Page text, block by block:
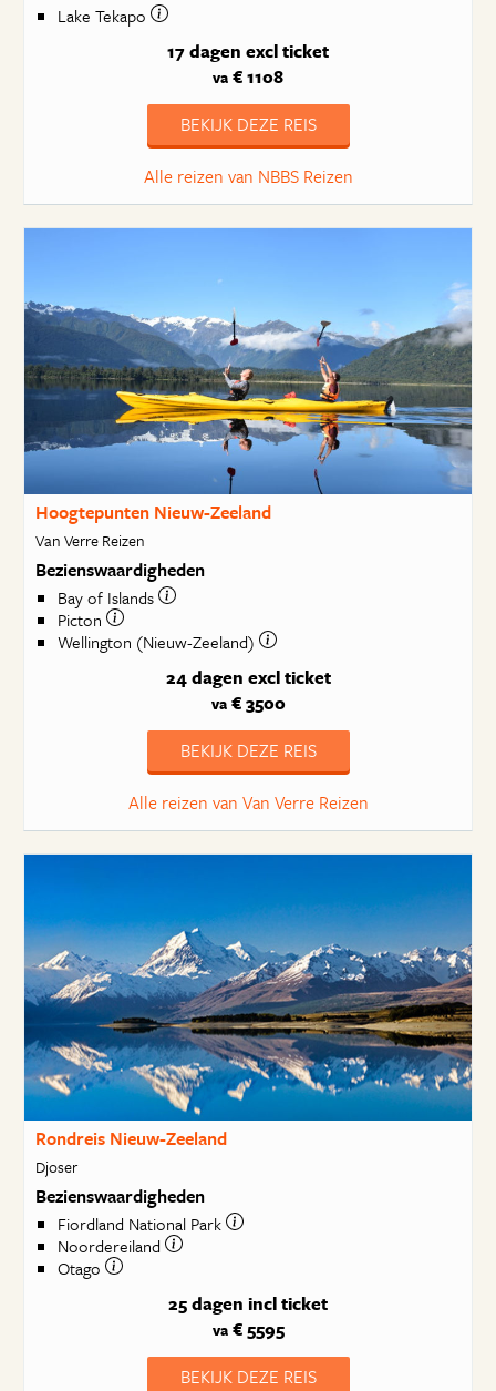
Lake Tekapo
17 dagen excl ticket
va € 1108
BEKIJK DEZE REIS
Alle reizen van NBBS Reizen
Hoogtepunten Nieuw-Zeeland
Van Verre Reizen
Bezienswaardigheden
Bay of Islands
Picton
Wellington (Nieuw-Zeeland)
24 dagen excl ticket
va€ 3500
BEKIJK DEZE REIS
Alle reizen van Van Verre Reizen
Rondreis Nieuw-Zeeland
Djoser
Bezienswaardigheden
Fiordland National Park
Noordereiland
Otago
25 dagen incl ticket
va€ 5595
BEKIJK DEZE REIS